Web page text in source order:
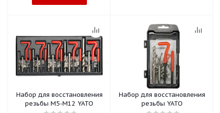
Набор для восстановления
резьбы М5-М12 YATO
Набор для восстановления
резьбы YATO